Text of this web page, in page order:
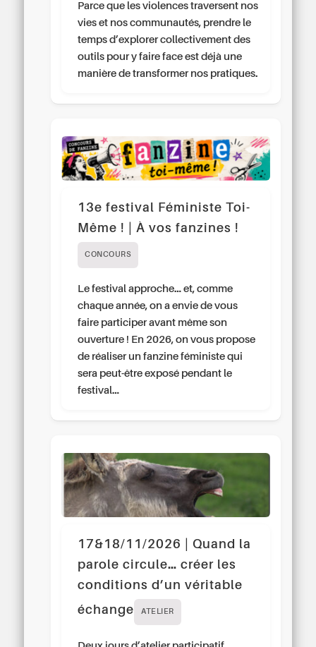
Parce que les violences traversent nos
vies et nos communautés, prendre le
temps d’explorer collectivement des
outils pour y faire face est déjà une
manière de transformer nos pratiques.
13e festival Féministe Toi-
Même ! | À vos fanzines !
CONCOURS
Le festival approche… et, comme
chaque année, on a envie de vous
faire participer avant même son
ouverture ! En 2026, on vous propose
de réaliser un fanzine féministe qui
sera peut-être exposé pendant le
festival…
17&18/11/2026 | Quand la
parole circule… créer les
conditions d’un véritable
échange
ATELIER